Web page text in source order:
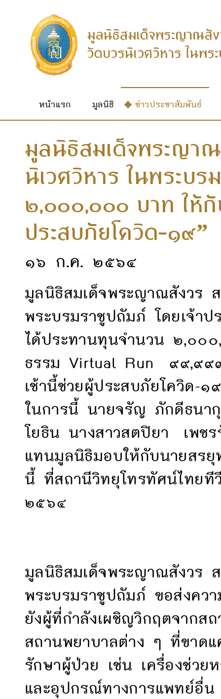
หน้าแรก มูลนิธิ ข่าวประชาสัมพันธ์
มูลนิธิสมเด็จพระญา
นิเวศวิหาร ในพระบ
๒,๐๐๐,๐๐๐ บาท ให้กั
ประสบภัยโควิด-๑๙”
๑๖ ก.ค. ๒๕๖๔
มูลนิธิสมเด็จพระญาณสังวร
พระบรมราชูปถัมภ์ โดยเจ้า
ได้ประทานทุนจำนวน ๒,๐๐
ธรรม Virtual Run ๙๙,๙๙
เช้านี้ช่วยผู้ประสบภัยโควิด-๑
ในการนี้ นายจรัญ ภักดีธน
โยธิน นางสาวสตปิยา เพช
แทนมูลนิธิมอบให้กับนายสรยุ
นี้ ที่สถานีวิทยุโทรทัศน์ไทย
๒๕๖๔
มูลนิธิสมเด็จพระญาณสังวร
พระบรมราชูปถัมภ์ ขอส่งคว
ยังผู้ที่กำลังเผชิญวิกฤตจากส
สถานพยาบาลต่าง ๆ ที่ขาดแ
รักษาผู้ป่วย เช่น เครื่องช่วย
และอุปกรณ์ทางการแพทย์อื่น